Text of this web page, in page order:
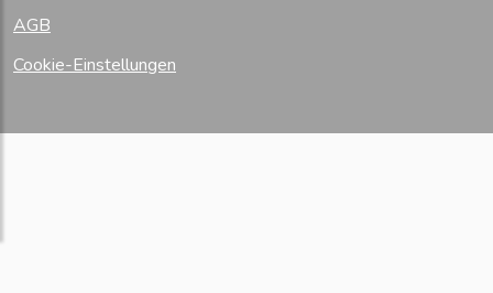
AGB
Cookie-Einstellungen